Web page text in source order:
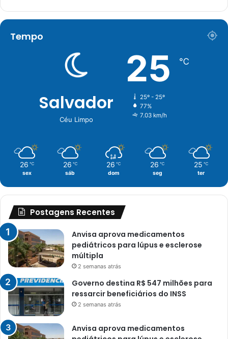
Tempo
Salvador
Céu Limpo
25 ℃
25º - 25º
77%
7.03 km/h
26 ℃
sex
26 ℃
sáb
26 ℃
dom
26 ℃
seg
25 ℃
ter
Postagens Recentes
Anvisa aprova medicamentos
pediátricos para lúpus e esclerose
múltipla
2 semanas atrás
Governo destina R$ 547 milhões para
ressarcir beneficiários do INSS
2 semanas atrás
Anvisa aprova medicamentos